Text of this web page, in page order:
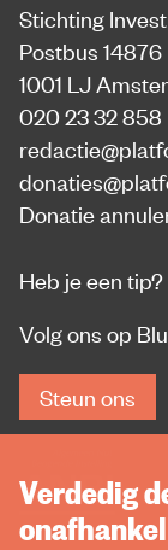
Stichting
Postbus 14876
1001 LJ
020 23 32 858
Donatie
Heb je een tip?
Volg ons op
Steun ons
Verdedig